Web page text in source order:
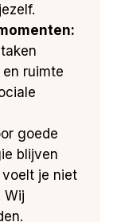
ruimte
goede
blijven
je niet
Wij